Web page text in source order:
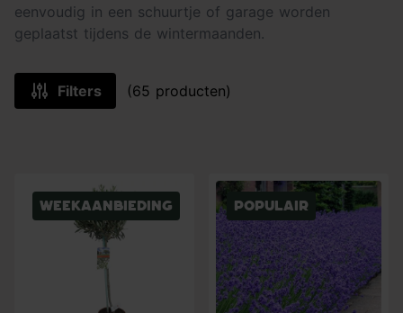
eenvoudig in een schuurtje of garage worden
geplaatst tijdens de wintermaanden.
Filters (65 producten)
Weekaanbieding Populair